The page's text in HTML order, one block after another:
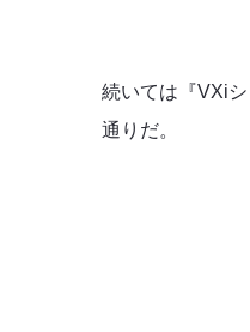
続いては『VXi
通りだ。